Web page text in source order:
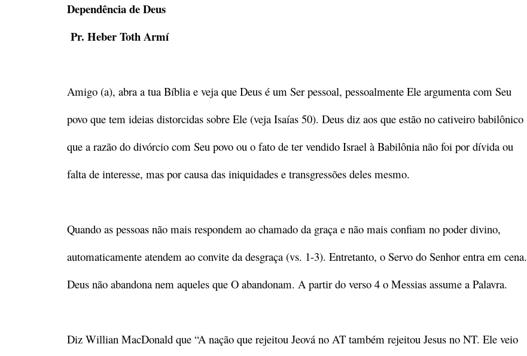
Dependência de Deus
Pr. Heber Toth Armí
Amigo (a), abra a tua Bíblia e veja que Deus é um Ser pessoal, pessoalmente Ele argumenta com Seu
povo que tem ideias distorcidas sobre Ele (veja Isaías 50). Deus diz aos que estão no cativeiro babilônico
que a razão do divórcio com Seu povo ou o fato de ter vendido Israel à Babilônia não foi por dívida ou
falta de interesse, mas por causa das iniquidades e transgressões deles mesmo.
Quando as pessoas não mais respondem ao chamado da graça e não mais confiam no poder divino,
automaticamente atendem ao convite da desgraça (vs. 1-3). Entretanto, o Servo do Senhor entra em cena.
Deus não abandona nem aqueles que O abandonam. A partir do verso 4 o Messias assume a Palavra.
Diz Willian MacDonald que “A nação que rejeitou Jeová no AT também rejeitou Jesus no NT. Ele veio